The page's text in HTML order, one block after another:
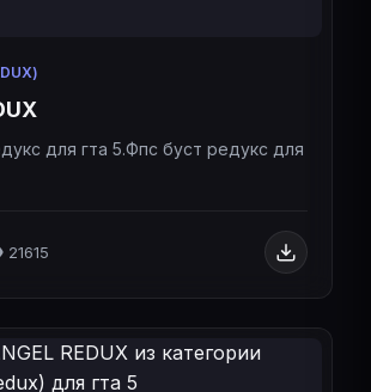
для гта 5.Фпс буст редукс для
21615